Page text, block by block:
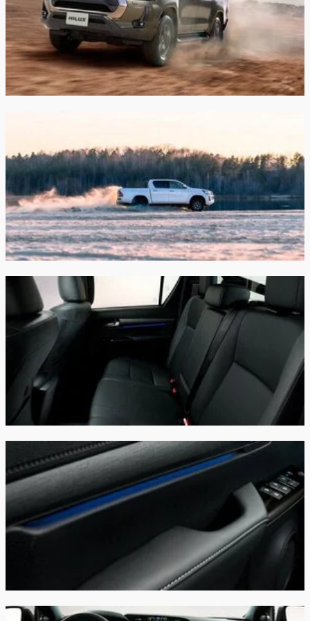
Мультимедийная система CY'19 (AM/FM;
MP3/WMA/WAV/FLAC/ALAC)
6 динамиков
Поддержка Apple Carplay© и Android Auto
8" цветной LCD дисплей на центральной
консоли
Навинационная система с картами на русском
языке
Пакет «Зимний комфорт»
Подогрев задних сидений
Зеркала заднего вида с обогревом
Индикатор низкого уровня омывающей
жидкости
Электрообогрев рулевого колеса и лобового
стекла в зоне покоя стеклоочистителей
Дополнительный электрический отопитель
салона
Догреватель двигателя
закрыть